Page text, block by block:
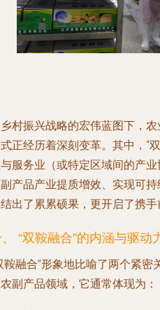
村振兴战略的宏伟蓝图下，
正经历着深刻变革。其中，“
服务业（或特定区域间的产
产品产业提质增效、实现可
出了累累硕果，更开启了携手
“双鞍融合”的内涵与驱动
鞍融合”形象地比喻了两个紧
副产品领域，它通常体现为：